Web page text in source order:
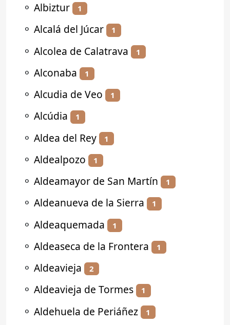
⚬ Albiztur 1
⚬ Alcalá del Júcar 1
⚬ Alcolea de Calatrava 1
⚬ Alconaba 1
⚬ Alcudia de Veo 1
⚬ Alcúdia 1
⚬ Aldea del Rey 1
⚬ Aldealpozo 1
⚬ Aldeamayor de San Martín 1
⚬ Aldeanueva de la Sierra 1
⚬ Aldeaquemada 1
⚬ Aldeaseca de la Frontera 1
⚬ Aldeavieja 2
⚬ Aldeavieja de Tormes 1
⚬ Aldehuela de Periáñez 1